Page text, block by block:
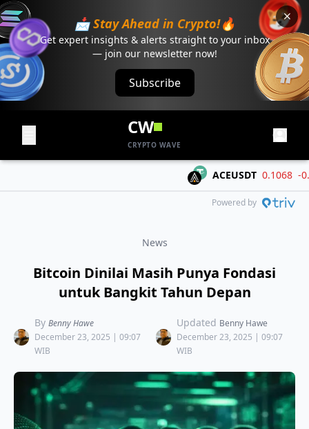
📩 Stay Ahead in Crypto!🔥
Get expert insights & alerts straight to your inbox
— join our newsletter now!
Subscribe
CW
CRYPTO WAVE
ACEUSDT 0.1068 -
Powered by
News
Bitcoin Dinilai Masih Punya Fondasi
untuk Bangkit Tahun Depan
By Benny Hawe
December 23, 2025 | 09:07
WIB
Updated Benny Hawe
December 23, 2025 | 09:07
WIB